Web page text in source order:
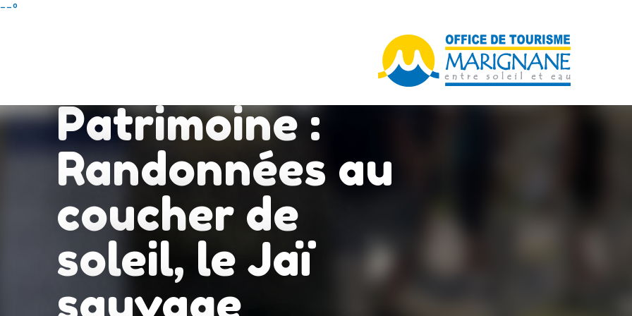
Aller
--°
Patrimoine :
Randonnées au
coucher de
soleil, le Jaï
sauvage